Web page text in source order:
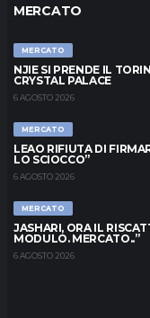
MERCATO
MERCATO
NJIE SI PRENDE IL
CRYSTAL PALACE
6 AGOSTO 2026
MERCATO
LEAO RIFIUTA DI
LO SCIOCCO”
6 AGOSTO 2026
MERCATO
JASHARI, ORA IL
MODULO. MERCATO..”
6 AGOSTO 2026